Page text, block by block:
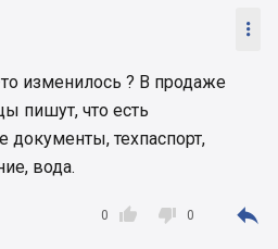

то изменилось ? В продаже
пишут, что есть
техпаспорт,
вода.

0  0 